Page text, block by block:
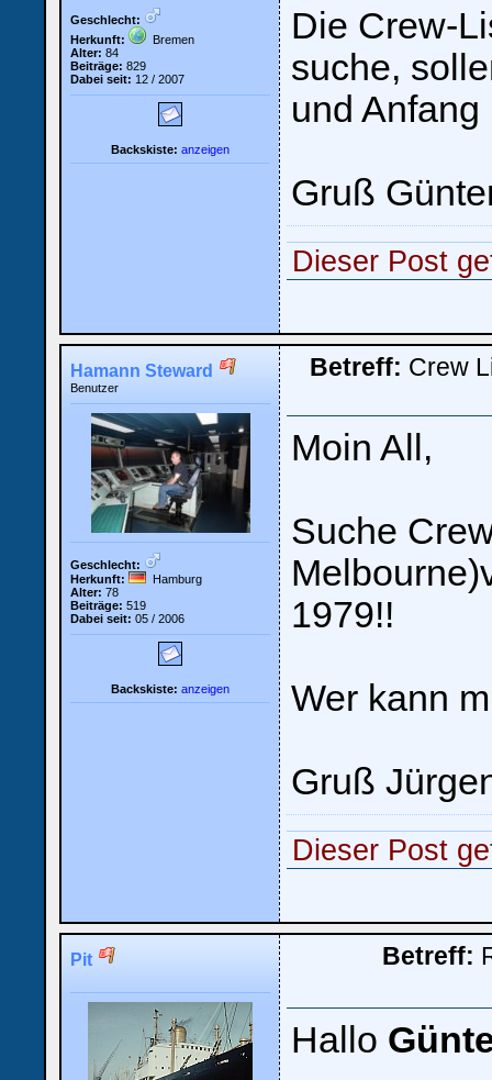
Bei jedem Besuch
automatisch einloggen.
Ich habe mein Passwort
vergessen Registrieren
Geschlecht:
Herkunft:
Bremen
Alter: 84
Beiträge: 829
Dabei seit: 12 / 2007
Backskiste: anzeigen
Die Crew-
suche,
und
Gruß
Dieser Post
Hamann Steward
Benutzer
Geschlecht:
Herkunft:
Hamburg
Alter: 78
Beiträge: 519
Dabei seit: 05 / 2006
Backskiste: anzeigen
Betreff: Crew
Moin All,
Suche
1979!!
Wer kann
Gruß
Dieser Post
Pit Betreff:
Hallo